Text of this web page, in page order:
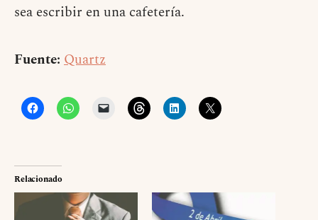
sea escribir en una cafetería.
Fuente: Quartz
Relacionado